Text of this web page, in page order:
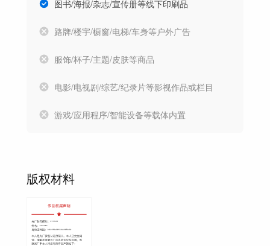
图书/海报/杂志/宣传册等线下印刷品
路牌/楼宇/橱窗/电梯/车身等户外广告
服饰/杯子/主题/皮肤等商品
电影/电视剧/综艺/纪录片等影视作品或栏目
游戏/应用程序/智能设备等载体内置
版权材料